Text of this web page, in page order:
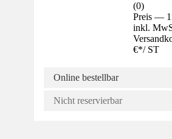
(0)
Preis —
inkl.
€*/ ST
Online bestellbar
Nicht reservierbar